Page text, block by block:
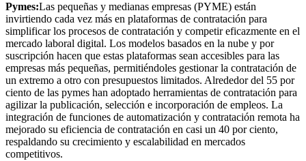
Pymes:Las pequeñas y medianas empresas (PYME) están
invirtiendo cada vez más en plataformas de contratación para
simplificar los procesos de contratación y competir eficazmente en el
mercado laboral digital. Los modelos basados ​​en la nube y por
suscripción hacen que estas plataformas sean accesibles para las
empresas más pequeñas, permitiéndoles gestionar la contratación de
un extremo a otro con presupuestos limitados. Alrededor del 55 por
ciento de las pymes han adoptado herramientas de contratación para
agilizar la publicación, selección e incorporación de empleos. La
integración de funciones de automatización y contratación remota ha
mejorado su eficiencia de contratación en casi un 40 por ciento,
respaldando su crecimiento y escalabilidad en mercados
competitivos.